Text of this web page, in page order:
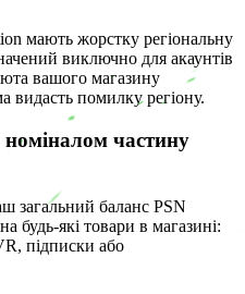
мають жорстку регіональну
виключно для акаунтів
вашого магазину
видасть помилку регіону.
частину
загальний баланс PSN
будь-які товари в магазині:
підписки або